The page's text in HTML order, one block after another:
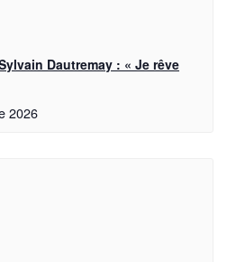
Dautremay : « Je rêve
2026